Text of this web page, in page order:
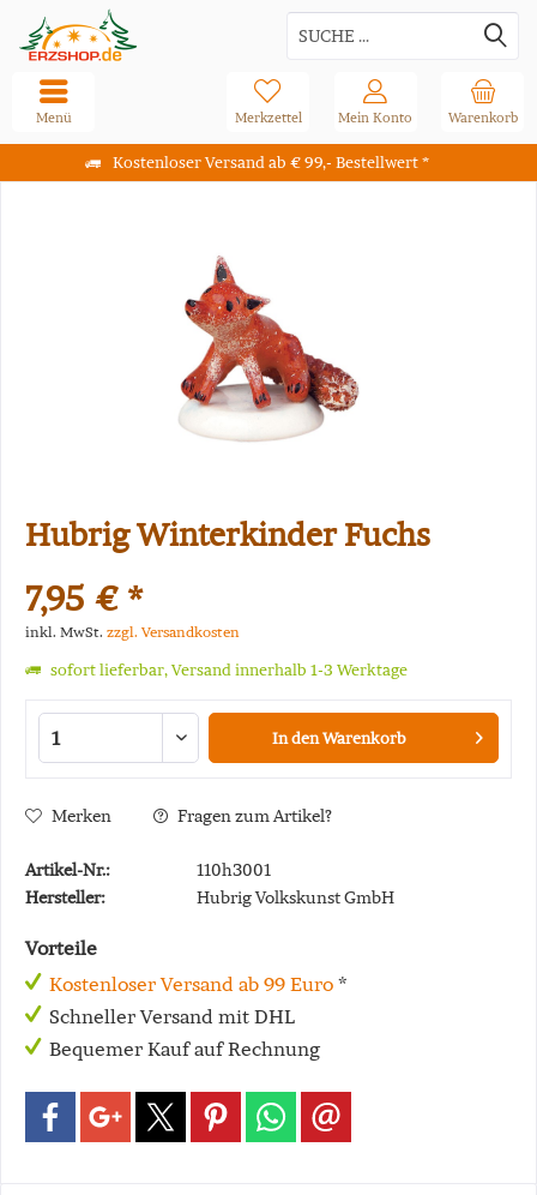
Kostenloser Versand ab € 99,- Bestellwert *
Warenkorb
Merkzettel Mein Konto
Menü
Hubrig Winterkinder Fuchs
7,95 € *
inkl. MwSt. zzgl. Versandkosten
sofort lieferbar, Versand innerhalb 1-3 Werktage
In denWarenkorb
Merken Fragen zum Artikel?
Artikel-Nr.:
110h3001
Hersteller:
Hubrig Volkskunst GmbH
Vorteile
Kostenloser Versand ab 99 Euro *
Schneller Versand mit DHL
Bequemer Kauf auf Rechnung